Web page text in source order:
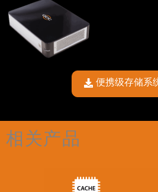
便携级存储系
相关产品